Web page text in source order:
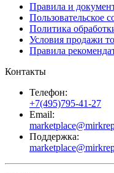
Правила и
Пользовательское
Политика
Условия продажи
Правила
Контакты
Телефон:
+7(495)795-41-27
Email:
Поддержка: